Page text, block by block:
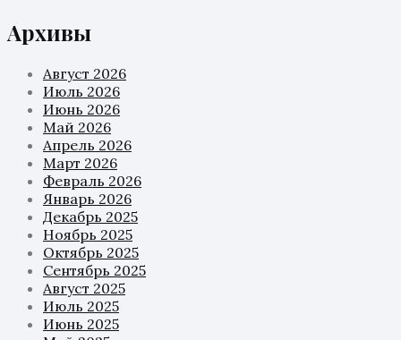
Архивы
Август 2026
Июль 2026
Июнь 2026
Май 2026
Апрель 2026
Март 2026
Февраль 2026
Январь 2026
Декабрь 2025
Ноябрь 2025
Октябрь 2025
Сентябрь 2025
Август 2025
Июль 2025
Июнь 2025